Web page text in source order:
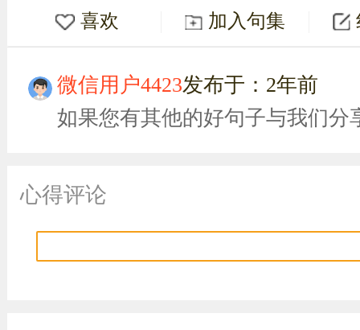
喜欢 加入句集
微信用户4423发布于：2年前
如果您有其他的好句子与我们分
心得评论